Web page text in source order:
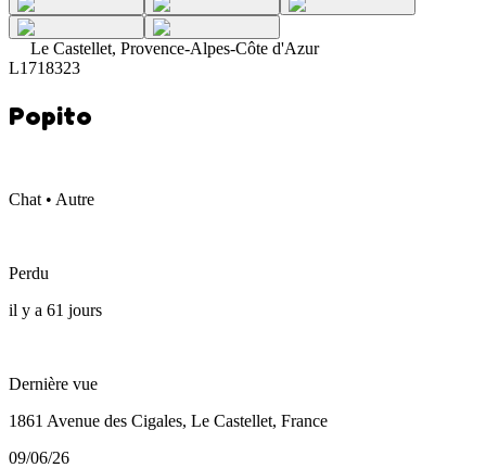
Le Castellet, Provence-Alpes-Côte d'Azur
L1718323
Popito
Chat • Autre
Perdu
il y a 61 jours
Dernière vue
1861 Avenue des Cigales, Le Castellet, France
09/06/26